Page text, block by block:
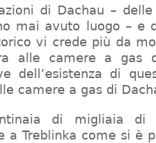
di Dachau –
mai avuto luogo – e
vi crede più da
alle camere a gas
dell’esistenza di
camere a gas di
di migliaia di
a Treblinka come si è